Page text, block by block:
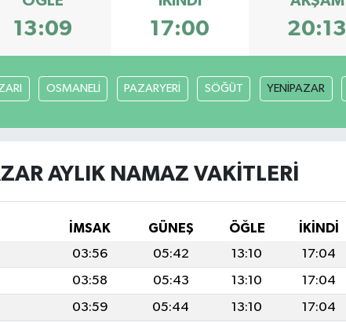
13:09 17:00 20:13
OSMANELİ PAZARYERİ SÖĞÜT YENİPAZAR
AYLIK NAMAZ VAKITLERI
İMSAK GÜNEŞ ÖĞLE İKINDI
03:56 05:42 13:10 17:04
03:58 05:43 13:10 17:04
03:59 05:44 13:10 17:04